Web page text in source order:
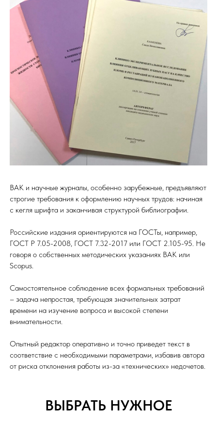
ВАК и научные журналы, особенно зарубежные, предъявляют
строгие требования к оформлению научных трудов: начиная
с кегля шрифта и заканчивая структурой библиографии.
Российские издания ориентируются на ГОСТы, например,
ГОСТ Р 7.05-2008, ГОСТ 7.32-2017 или ГОСТ 2.105-95. Не
говоря о собственных методических указаниях ВАК или
Scopus.
Самостоятельное соблюдение всех формальных требований
– задача непростая, требующая значительных затрат
времени на изучение вопроса и высокой степени
внимательности.
Опытный редактор оперативно и точно приведет текст в
соответствие с необходимыми параметрами, избавив автора
от риска отклонения работы из-за «технических» недочетов.
ВЫБРАТЬ НУЖНОЕ